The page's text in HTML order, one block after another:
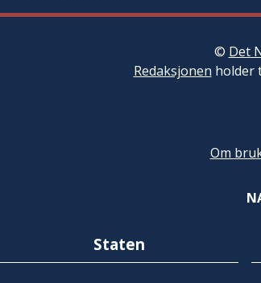
© Det
Redaksjonen holder
Om
Staten